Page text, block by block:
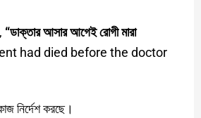
“ডাক্তার আসার আগেই রোগী মারা
had died before the doctor
নির্দেশ করছে।